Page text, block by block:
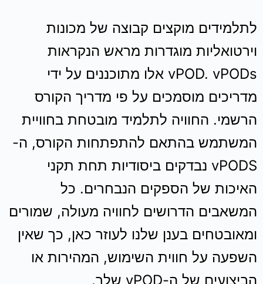
לתלמידים מוקצים קבוצה של מכונות
וירטואליות מוגדרות מראש הנקראות
vPOD. vPODs אלו מתוכננים על ידי
מדריכים מוסמכים על פי מדריך הקורס
הרשמי. החוויה לתלמיד מובטחת בחוויית
המשתמש בהתאם להתפתחות הקורס, ה-
vPODS נבדקים ביסודיות תחת תקני
האיכות של הספקים הנבחרים. כל
המשאבים הדרושים לחוויה מעולה, שמורים
ומאובטחים בענן שלנו לעוזר כאן, כך שאין
השפעה על חווית השימוש, המהירות או
הביצועים של ה-vPOD שלך.